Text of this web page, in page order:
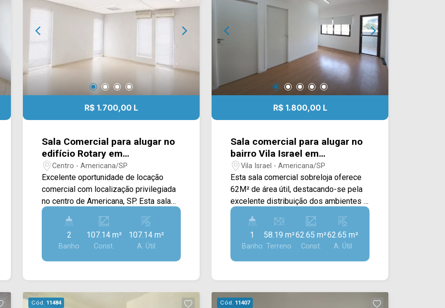
R$ 1.700,00 L
Sala Comercial para alugar no
edifício Rotary em
Americana/SP
Centro - Americana/SP
Excelente oportunidade de locação
comercial com localização privilegiada
no centro de Americana, SP. Esta sala
destaca-se pelo design inteligente e
funcional, contando com um moderno
conceito aberto e mais uma sala
individual privativa, ideal para
escritórios ou consultórios. O espaço
de ar-condicionado, armário planejado
2
Banho
107.14 m²
Const.
107.14 m²
A. Útil
R$ 1.800,00 L
Sala comercial para alugar no
bairro Vila Israel em
Americana/SP
Vila Israel - Americana/SP
Esta sala comercial sobreloja oferece
62M² de área útil, destacando-se pela
excelente distribuição dos ambientes e
pela versatilidade para diferentes
atividades profissionais, sendo ideal
para escritórios, consultórios, estúdios
ou empresas de prestação de serviços.
O imóvel conta com uma ampla sala
natural, iluminação e um ambiente mais
1
Banho
58.19 m²
Terreno
62.65 m²
Const.
62.65 m²
A. Útil
Cód. 11484 Cód. 11407